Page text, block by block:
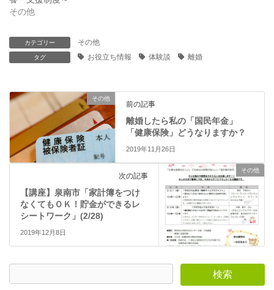
い
ウ
ド
ウ
で
開
)
さ
い
新
ィ
ン
ド
ウ
で
開
き
ま
す
)
その他
カテゴリー その他
タグ お役立ち情報 体験談 離婚
その他
前の記事
離婚したら私の「国民年金」
「健康保険」どうなりますか？
2019年11月26日
その他
次の記事
【講座】泉南市「家計簿をつけ
なくてもＯＫ！貯金ができるレ
シートワーク」(2/28)
2019年12月8日